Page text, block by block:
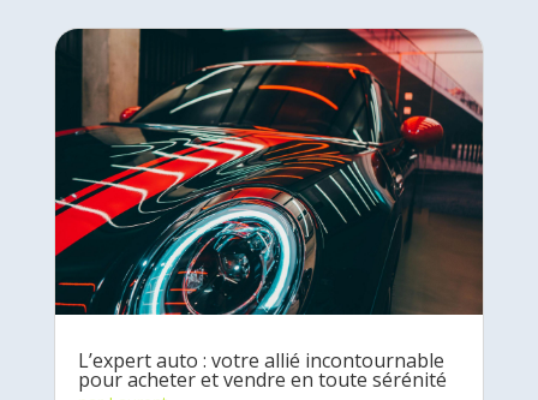
L’expert auto : votre allié incontournable
pour acheter et vendre en toute sérénité